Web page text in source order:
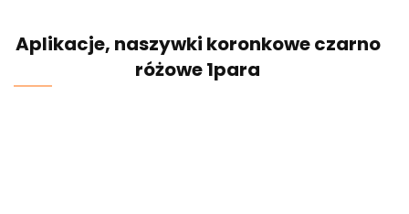
Aplikacje, naszywki koronkowe czarno
różowe 1para